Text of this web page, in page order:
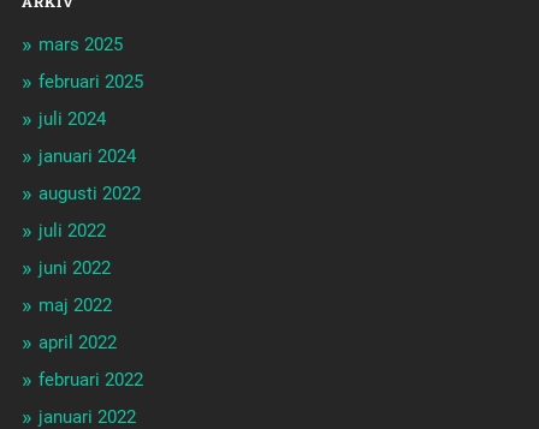
mars 2025
februari 2025
juli 2024
januari 2024
augusti 2022
juli 2022
juni 2022
maj 2022
april 2022
februari 2022
januari 2022